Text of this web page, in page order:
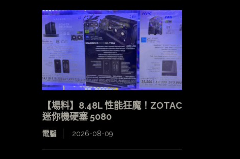
【場料】8.48L 性能狂魔！ZOTAC
迷你機硬塞 5080
電腦 2026-08-09